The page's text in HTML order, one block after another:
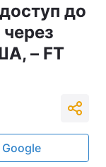
до
– FT
Google